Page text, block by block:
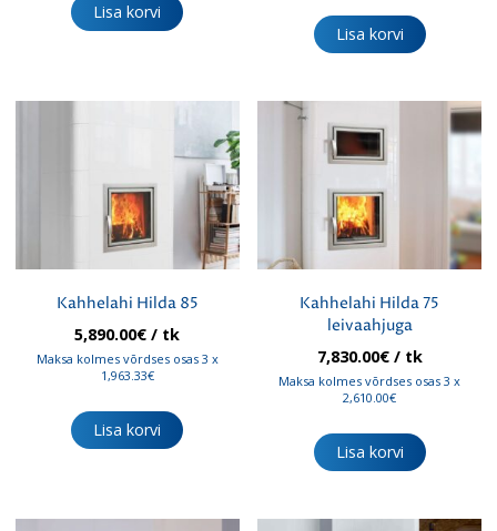
Lisa korvi
Lisa korvi
Kahhelahi Hilda 85
5,890.00€ / tk
Maksa kolmes võrdses osas 3 x
1,963.33€
Lisa korvi
Kahhelahi Hilda 75
leivaahjuga
7,830.00€/ tk
Maksa kolmes võrdses osas 3 x
2,610.00€
Lisa korvi